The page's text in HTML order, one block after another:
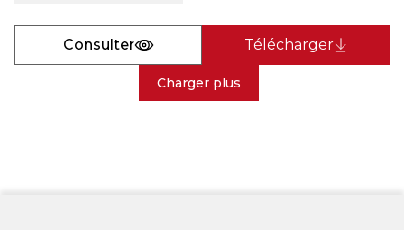
Consulter Télécharger
Charger plus